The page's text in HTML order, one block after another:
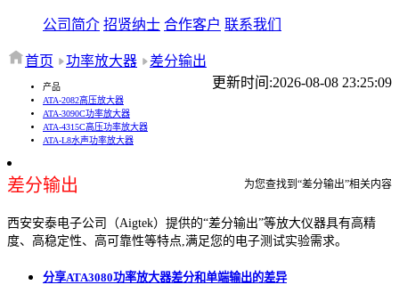
公司简介 招贤纳士 合作客户 联系我们
首页 功率放大器
差分输出
更新时间:2026-08-08 23:25:09
产品
ATA-2082高压放大器
ATA-3090C功率放大器
ATA-4315C高压功率放大器
ATA-L8水声功率放大器
差分输出 为您查找到“差分输出”相关内容
西安安泰电子公司（Aigtek）提供的“差分输出”等放大仪器具有高精
度、高稳定性、高可靠性等特点,满足您的电子测试实验需求。
分享ATA3080功率放大器差分和单端输出的差异